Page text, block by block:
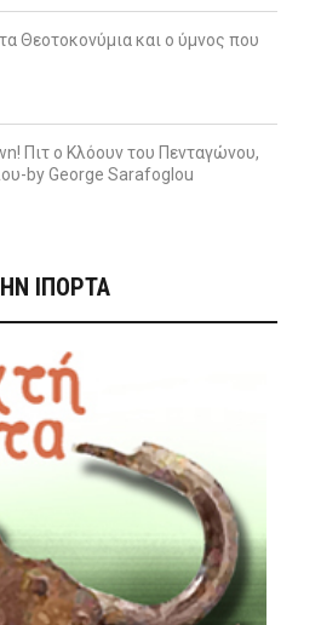
Θεοτοκονύμια και ο ύμνος που
Πιτ ο Κλόουν του Πενταγώνου,
by George Sarafoglou
IΠΟΡΤΑ